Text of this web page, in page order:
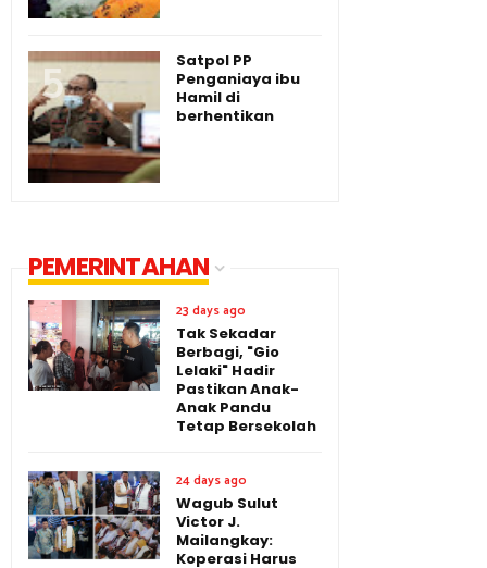
Satpol PP
Penganiaya ibu
Hamil di
berhentikan
PEMERINTAHAN
23 days ago
Tak Sekadar
Berbagi, "Gio
Lelaki" Hadir
Pastikan Anak-
Anak Pandu
Tetap Bersekolah
24 days ago
Wagub Sulut
Victor J.
Mailangkay:
Koperasi Harus